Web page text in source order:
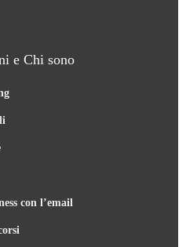
e Chi sono
con l’email